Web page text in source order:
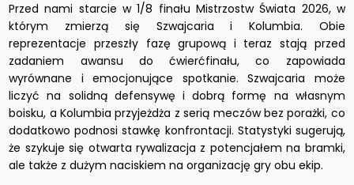
Przed nami starcie w 1/8 finału Mistrzostw Świata 2026, w
którym zmierzą się Szwajcaria i Kolumbia. Obie
reprezentacje przeszły fazę grupową i teraz stają przed
zadaniem awansu do ćwierćfinału, co zapowiada
wyrównane i emocjonujące spotkanie. Szwajcaria może
liczyć na solidną defensywę i dobrą formę na własnym
boisku, a Kolumbia przyjeżdża z serią meczów bez porażki, co
dodatkowo podnosi stawkę konfrontacji. Statystyki sugerują,
że szykuje się otwarta rywalizacja z potencjałem na bramki,
ale także z dużym naciskiem na organizację gry obu ekip.